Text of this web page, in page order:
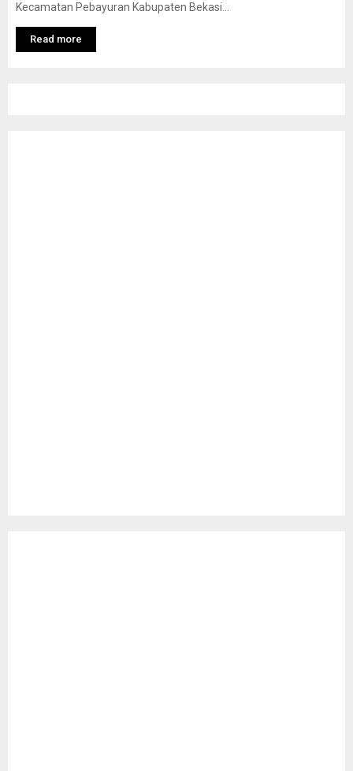
Kecamatan Pebayuran Kabupaten Bekasi...
Read more